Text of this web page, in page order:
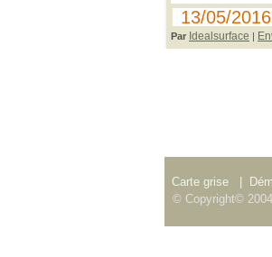
13/05/2016
Par Idealsurface |
Carte grise
© Copyright©